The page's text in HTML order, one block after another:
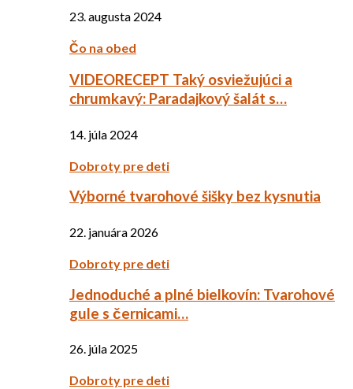
23. augusta 2024
Čo na obed
VIDEORECEPT Taký osviežujúci a
chrumkavý: Paradajkový šalát s…
14. júla 2024
Dobroty pre deti
Výborné tvarohové šišky bez kysnutia
22. januára 2026
Dobroty pre deti
Jednoduché a plné bielkovín: Tvarohové
gule s černicami…
26. júla 2025
Dobroty pre deti